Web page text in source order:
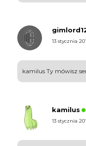
13 stycznia
kamilus Ty mówisz
kamilus
13 stycznia